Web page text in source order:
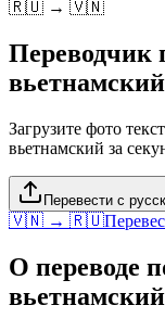
🇷🇺 → 🇻🇳
Переводчик
вьетнамский
Загрузите фото
вьетнамский за
Перевести с
🇻🇳 → 🇷🇺
О переводе
вьетнамский